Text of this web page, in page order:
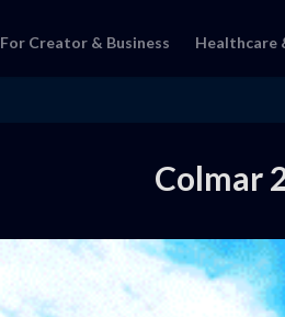
For Creator & Business Healthcare
Colmar